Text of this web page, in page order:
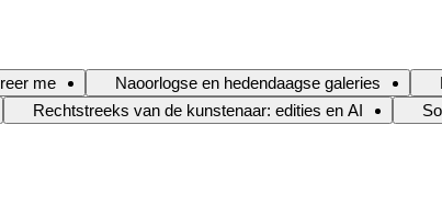
me Naoorlogse en hedendaagse galeries
Rechtstreeks van de kunstenaar: edities en AI